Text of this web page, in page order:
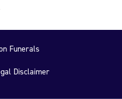
Funerals
Disclaimer